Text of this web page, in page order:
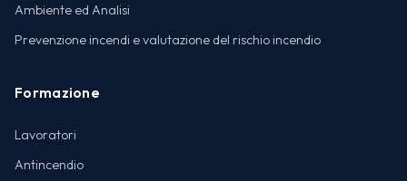
Ambiente ed Analisi
Prevenzione incendi e valutazione del rischio incendio
Formazione
Lavoratori
Antincendio